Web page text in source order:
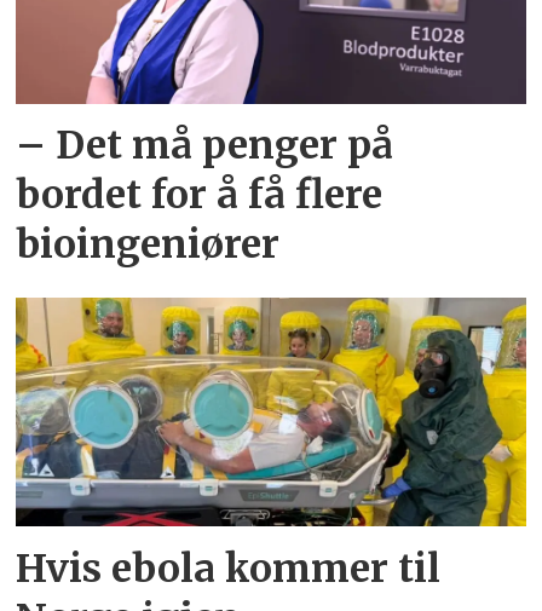
– Det må penger på
bordet for å få flere
bioingeniører
Hvis ebola kommer til